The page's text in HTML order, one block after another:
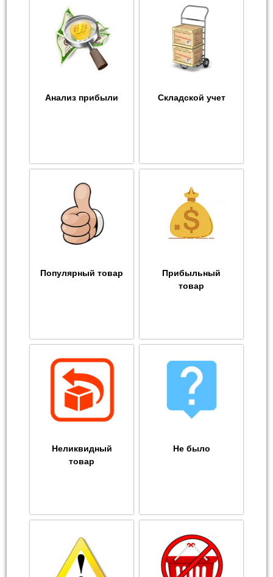
Анализ прибыли Складской учет
Популярный товар
Прибыльный
товар
Неликвидный
товар
Не было